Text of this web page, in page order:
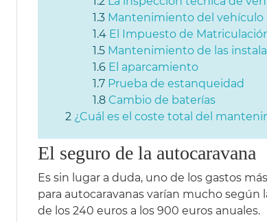
Mantenimiento del vehículo
El Impuesto de
Mantenimiento de las
El aparcamiento
Prueba de estanqueidad
Cambio de baterías
¿Cuál es el coste total del
El seguro de la autocaravana
Es sin lugar a duda, uno de los gastos
para autocaravanas varían mucho según
de los 240 euros a los 900 euros anuales.